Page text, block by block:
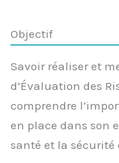
Objectif
Savoir réaliser et
d’Évaluation des
comprendre
en place dans son
santé et la sécurité